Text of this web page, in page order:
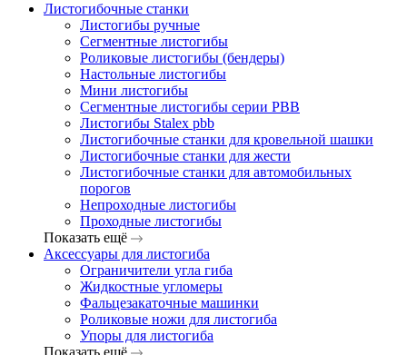
Листогибочные станки
Листогибы ручные
Сегментные листогибы
Роликовые листогибы (бендеры)
Настольные листогибы
Мини листогибы
Сегментные листогибы серии PBB
Листогибы Stalex pbb
Листогибочные станки для кровельной шашки
Листогибочные станки для жести
Листогибочные станки для автомобильных
порогов
Непроходные листогибы
Проходные листогибы
Показать ещё
Аксессуары для листогиба
Ограничители угла гиба
Жидкостные угломеры
Фальцезакаточные машинки
Роликовые ножи для листогиба
Упоры для листогиба
Показать ещё